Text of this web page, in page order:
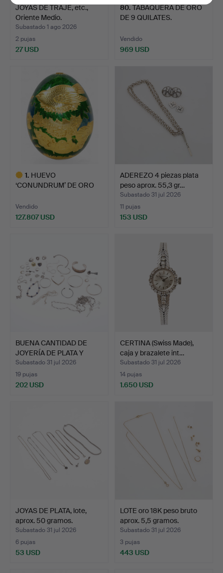
JOYAS DE TRAJE, etc.,
Oriente Medio.
Subastado 1 ago 2026
2 pujas
27 USD
80.TABAQUERA DE ORO
DE 9 QUILATES.
Vendido
969 USD
1. HUEVO
‘CONUNDRUM’ DE ORO
Vendido
127.807 USD
ADEREZO 4 piezas plata
peso aprox. 55,3 gr…
Subastado 31 jul 2026
11 pujas
153 USD
BUENA CANTIDAD DE
JOYERÍA DE PLATA Y
METAL…
Subastado 31 jul 2026
19 pujas
202 USD
CERTINA (Swiss Made),
caja y brazalete int…
Subastado 31 jul 2026
14 pujas
1.650 USD
JOYAS DE PLATA, lote,
aprox. 50 gramos.
Subastado 31 jul 2026
6 pujas
53 USD
LOTE oro 18K peso bruto
aprox. 5,5 gramos.
Subastado 31 jul 2026
3 pujas
443 USD